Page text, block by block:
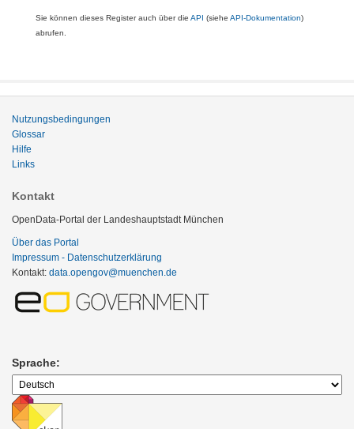
Sie können dieses Register auch über die API (siehe API-Dokumentation)
abrufen.
Nutzungsbedingungen
Glossar
Hilfe
Links
Kontakt
OpenData-Portal der Landeshauptstadt München
Über das Portal
Impressum - Datenschutzerklärung
Kontakt: data.opengov@muenchen.de
Sprache